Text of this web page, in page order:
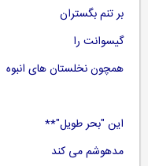
بر تنم بگستران
گیسوانت را
همچون نخلستان های انبوه
این "بحر طویل"**
مدهوشم می کند